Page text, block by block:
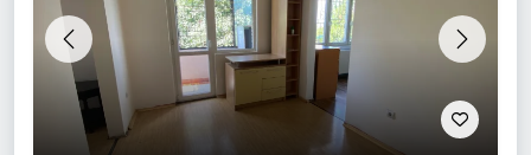
Previous Next